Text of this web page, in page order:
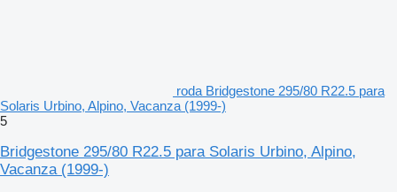
roda Bridgestone 295/80 R22.5 para
Solaris Urbino, Alpino, Vacanza (1999-)
5
Bridgestone 295/80 R22.5 para Solaris Urbino, Alpino,
Vacanza (1999-)